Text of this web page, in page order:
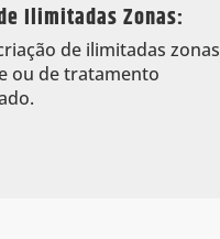
Ilimitadas Zonas:
de ilimitadas zonas
ou de tratamento